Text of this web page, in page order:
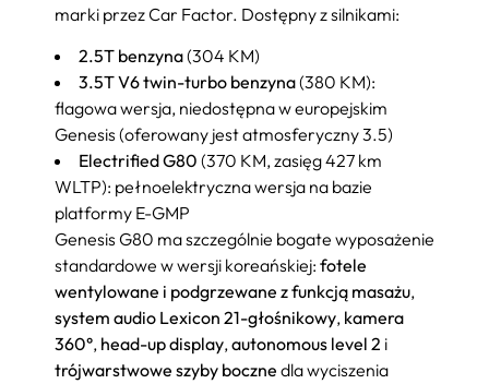
marki przez Car Factor. Dostępny z silnikami:
2.5T benzyna(304 KM)
3.5T V6 twin-turbo benzyna(380 KM):
flagowa wersja, niedostępna w europejskim
Genesis (oferowany jest atmosferyczny 3.5)
Electrified G80 (370 KM, zasięg 427 km
WLTP): pełnoelektryczna wersja na bazie
platformy E-GMP
Genesis G80 ma szczególnie bogate wyposażenie
standardowe w wersji koreańskiej: fotele
wentylowane i podgrzewane z funkcją masażu,
system audio Lexicon 21-głośnikowy, kamera
360°, head-up display,autonomous level 2 i
trójwarstwowe szyby boczne dla wyciszenia